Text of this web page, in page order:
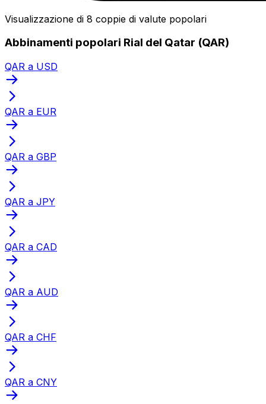
Visualizzazione di 8 coppie di valute popolari
Abbinamenti popolari Rial del Qatar (QAR)
QAR a USD
QAR a EUR
QAR a GBP
QAR a JPY
QAR a CAD
QAR a AUD
QAR a CHF
QAR a CNY